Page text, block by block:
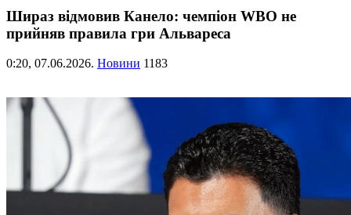
Шираз відмовив Канело: чемпіон WBO не
прийняв правила гри Альвареса
0:20, 07.06.2026. Новини 1183